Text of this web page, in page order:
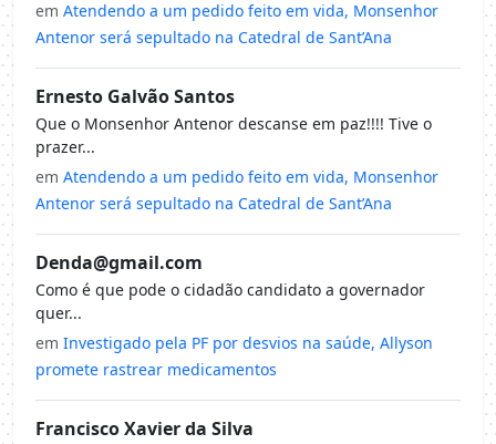
em Atendendo a um pedido feito em vida, Monsenhor
Antenor será sepultado na Catedral de Sant’Ana
Ernesto Galvão Santos
Que o Monsenhor Antenor descanse em paz!!!! Tive o
prazer...
em Atendendo a um pedido feito em vida, Monsenhor
Antenor será sepultado na Catedral de Sant’Ana
Denda@gmail.com
Como é que pode o cidadão candidato a governador
quer...
em Investigado pela PF por desvios na saúde, Allyson
promete rastrear medicamentos
Francisco Xavier da Silva